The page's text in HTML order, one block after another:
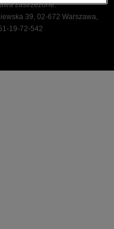
zastrzeżone.
39, 02-672 Warszawa,
19-72-542